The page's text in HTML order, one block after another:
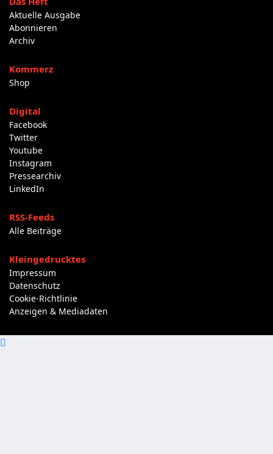
Aktuelle Ausgabe
Abonnieren
Archiv
Kommerz
Shop
Digital
Facebook
Twitter
Youtube
Instagram
Pressearchiv
LinkedIn
RSS-Feeds
Alle Beiträge
Kleingedrucktes
Impressum
Datenschutz
Cookie-Richtlinie
Anzeigen & Mediadaten